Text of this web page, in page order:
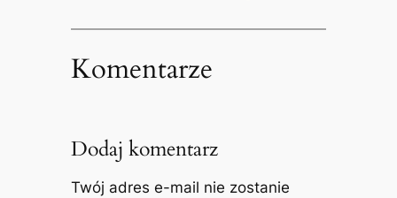
Komentarze
Dodaj komentarz
Twój adres e-mail nie zostanie